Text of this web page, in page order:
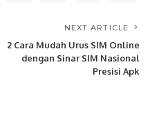
NEXT ARTICLE
2 Cara Mudah Urus SIM Online
dengan Sinar SIM Nasional
Presisi Apk